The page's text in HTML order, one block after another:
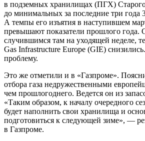
в подземных хранилищах (ПГХ)
до минимальных за последние три года
А темпы его изъятия в наступившем
превышают показатели прошлого года.
случившимся там на уходящей неделе,
Gas Infrastructure Europe (GIE)
проблему.
Это же отметили и в «Газпроме».
отбора газа недружественными
чем прошлогоднего. Ведется он из
«Таким образом, к началу очередного
будет наполнить свои хранилища и
подготовиться к следующей зиме», —
в Газпроме.